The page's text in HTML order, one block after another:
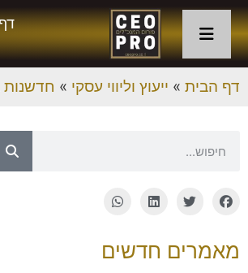
דף הבית » ייעוץ וליווי עסקי »
מאמרים חדשים